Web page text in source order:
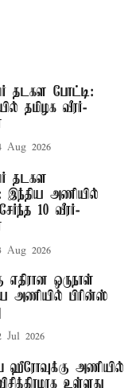
தடகள போட்டி:
தமிழக வீரர்-
Aug 2026
தடகள
இந்திய அணியில்
10 வீரர்-
Aug 2026
எதிரான ஒருநாள்
அணியில் பிரின்ஸ்
Jul 2026
அணியில்
உள்ளது